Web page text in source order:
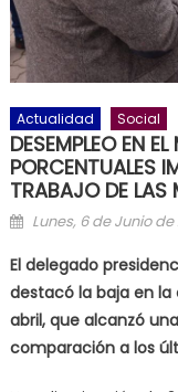
Actualidad Social
DESEMPLEO EN
PORCENTUALES
TRABAJO DE LAS
Posted on
Lunes, 6 de Junio de
El delegado
destacó la baja en
abril, que alcanzó
comparación a los